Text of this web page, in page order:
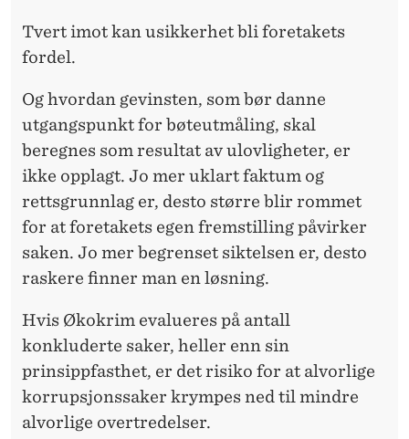
Tvert imot kan usikkerhet bli foretakets
fordel.
Og hvordan gevinsten, som bør danne
utgangspunkt for bøteutmåling, skal
beregnes som resultat av ulovligheter, er
ikke opplagt. Jo mer uklart faktum og
rettsgrunnlag er, desto større blir rommet
for at foretakets egen fremstilling påvirker
saken. Jo mer begrenset siktelsen er, desto
raskere finner man en løsning.
Hvis Økokrim evalueres på antall
konkluderte saker, heller enn sin
prinsippfasthet, er det risiko for at alvorlige
korrupsjonssaker krympes ned til mindre
alvorlige overtredelser.